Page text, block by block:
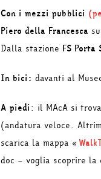
Con i mezzi pubblici
Piero della Francesca
Dalla stazione FS Porta
In bici: davanti al
A piedi: il MAcA si
(andatura veloce.
scarica la mappa «
doc – voglia scoprire